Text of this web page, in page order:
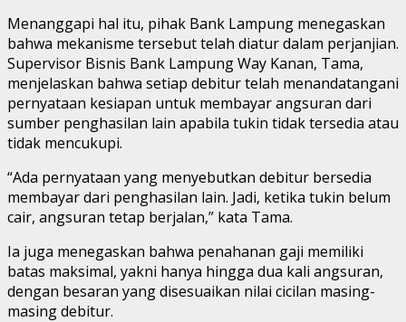
Menanggapi hal itu, pihak Bank Lampung menegaskan
bahwa mekanisme tersebut telah diatur dalam perjanjian.
Supervisor Bisnis Bank Lampung Way Kanan, Tama,
menjelaskan bahwa setiap debitur telah menandatangani
pernyataan kesiapan untuk membayar angsuran dari
sumber penghasilan lain apabila tukin tidak tersedia atau
tidak mencukupi.
“Ada pernyataan yang menyebutkan debitur bersedia
membayar dari penghasilan lain. Jadi, ketika tukin belum
cair, angsuran tetap berjalan,” kata Tama.
Ia juga menegaskan bahwa penahanan gaji memiliki
batas maksimal, yakni hanya hingga dua kali angsuran,
dengan besaran yang disesuaikan nilai cicilan masing-
masing debitur.